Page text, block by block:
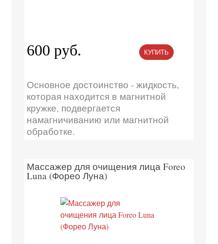
600 руб. КУПИТЬ
Основное достоинство - жидкость,
которая находится в магнитной
кружке, подвергается
намагничиванию или магнитной
обработке.
Массажер для очищения лица Foreo
Luna (Форео Луна)